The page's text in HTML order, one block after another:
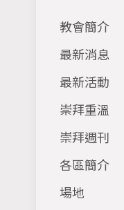
教會簡介
最新消息
最新活動
崇拜重溫
崇拜週刊
各區簡介
場地